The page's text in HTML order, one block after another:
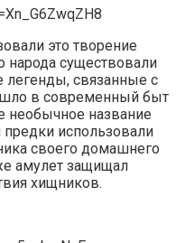
это творение
народа существовали
легенды, связанные с
в современный быт
необычное название
использовали
своего домашнего
амулет защищал
хищников.